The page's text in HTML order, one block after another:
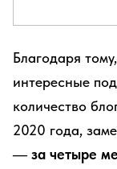
Благодаря
интересные
количество
2020 года,
— за четыре